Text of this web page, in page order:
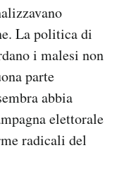
La politica di
i malesi non
parte
abbia
elettorale
radicali del